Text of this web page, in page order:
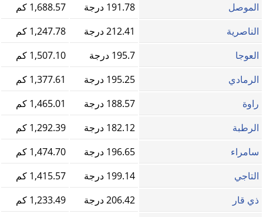
الموصل
191.78 درجة
1,688.57 كم
الناصرية
212.41 درجة
1,247.78 كم
العوجا
195.7 درجة
1,507.10 كم
الرمادي
195.25 درجة
1,377.61 كم
راوة
188.57 درجة
1,465.01 كم
الرطبة
182.12 درجة
1,292.39 كم
سامراء
196.65 درجة
1,474.70 كم
التاجي
199.14 درجة
1,415.57 كم
ذي قار
206.42 درجة
1,233.49 كم